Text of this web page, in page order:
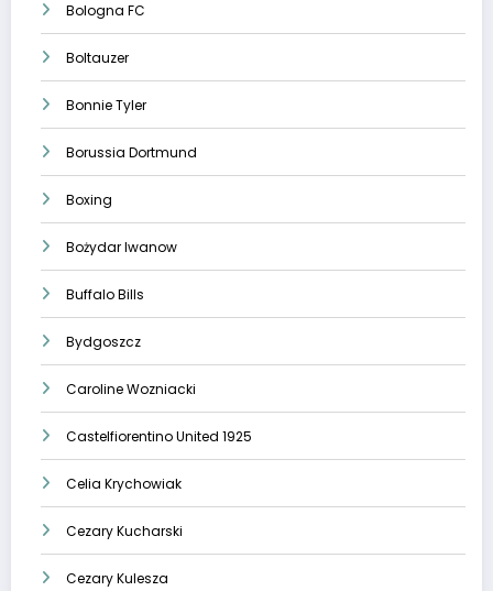
Bologna FC
Boltauzer
Bonnie Tyler
Borussia Dortmund
Boxing
Bożydar Iwanow
Buffalo Bills
Bydgoszcz
Caroline Wozniacki
Castelfiorentino United 1925
Celia Krychowiak
Cezary Kucharski
Cezary Kulesza